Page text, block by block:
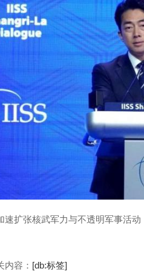
扩张核武军力与不透明军事活动
内容： [db:标签]